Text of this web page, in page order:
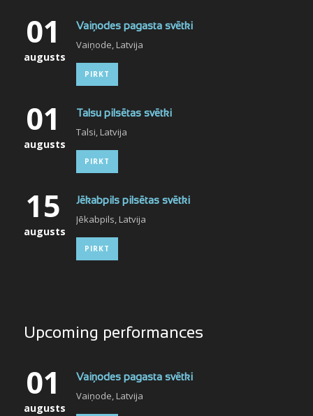
01
augusts
Vaiņodes pagasta svētki
Vaiņode, Latvija
PIRKT
01
augusts
Talsu pilsētas svētki
Talsi, Latvija
PIRKT
15
augusts
Jēkabpils pilsētas svētki
Jēkabpils, Latvija
PIRKT
Upcoming performances
01
augusts
Vaiņodes pagasta svētki
Vaiņode, Latvija